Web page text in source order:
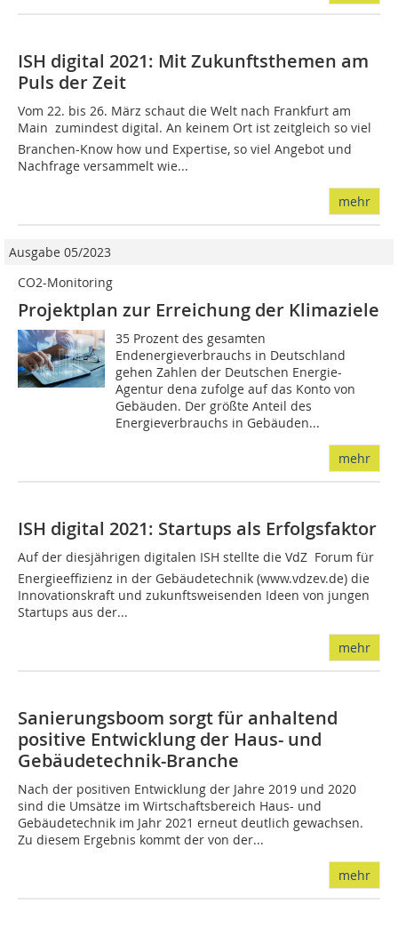
ISH digital 2021: Mit Zukunftsthemen am
Puls der Zeit
Vom 22. bis 26. März schaut die Welt nach Frankfurt am
Main  zumindest digital. An keinem Ort ist zeitgleich so viel
Branchen-Know how und Expertise, so viel Angebot und
Nachfrage versammelt wie...
mehr
Ausgabe 05/2023
CO2-Monitoring
Projektplan zur Erreichung der Klimaziele
35 Prozent des gesamten
Endenergieverbrauchs in Deutschland
gehen Zahlen der Deutschen Energie-
Agentur dena zufolge auf das Konto von
Gebäuden. Der größte Anteil des
Energieverbrauchs in Gebäuden...
mehr
ISH digital 2021: Startups als Erfolgsfaktor
Auf der diesjährigen digitalen ISH stellte die VdZ  Forum für
Energieeffizienz in der Gebäudetechnik (www.vdzev.de) die
Innovationskraft und zukunftsweisenden Ideen von jungen
Startups aus der...
mehr
Sanierungsboom sorgt für anhaltend
positive Entwicklung der Haus- und
Gebäudetechnik-Branche
Nach der positiven Entwicklung der Jahre 2019 und 2020
sind die Umsätze im Wirtschaftsbereich Haus- und
Gebäudetechnik im Jahr 2021 erneut deutlich gewachsen.
Zu diesem Ergebnis kommt der von der...
mehr